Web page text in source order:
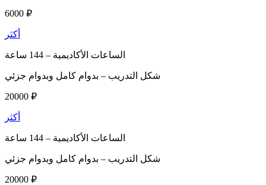
6000 ₽
أكثر
الساعات الأكاديمية –
شكل التدريب – بدوام كامل وبدوام جزئي
20000 ₽
أكثر
الساعات الأكاديمية –
شكل التدريب – بدوام كامل وبدوام جزئي
20000 ₽